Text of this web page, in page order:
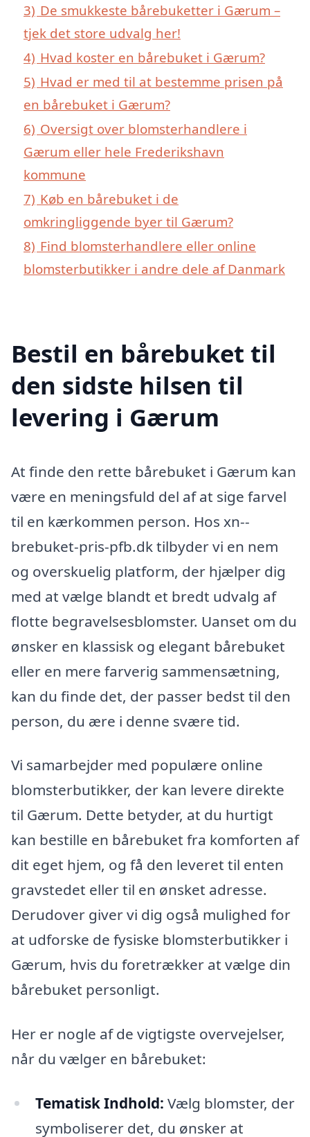
3) De smukkeste bårebuketter i Gærum –
tjek det store udvalg her!
4) Hvad koster en bårebuket i Gærum?
5) Hvad er med til at bestemme prisen på
en bårebuket i Gærum?
6) Oversigt over blomsterhandlere i
Gærum eller hele Frederikshavn
kommune
7) Køb en bårebuket i de
omkringliggende byer til Gærum?
8) Find blomsterhandlere eller online
blomsterbutikker i andre dele af Danmark
Bestil en bårebuket til
den sidste hilsen til
levering i Gærum
At finde den rette bårebuket i Gærum kan
være en meningsfuld del af at sige farvel
til en kærkommen person. Hos xn--
brebuket-pris-pfb.dk tilbyder vi en nem
og overskuelig platform, der hjælper dig
med at vælge blandt et bredt udvalg af
flotte begravelsesblomster. Uanset om du
ønsker en klassisk og elegant bårebuket
eller en mere farverig sammensætning,
kan du finde det, der passer bedst til den
person, du ære i denne svære tid.
Vi samarbejder med populære online
blomsterbutikker, der kan levere direkte
til Gærum. Dette betyder, at du hurtigt
kan bestille en bårebuket fra komforten af
dit eget hjem, og få den leveret til enten
gravstedet eller til en ønsket adresse.
Derudover giver vi dig også mulighed for
at udforske de fysiske blomsterbutikker i
Gærum, hvis du foretrækker at vælge din
bårebuket personligt.
Her er nogle af de vigtigste overvejelser,
når du vælger en bårebuket:
Tematisk Indhold: Vælg blomster, der
symboliserer det, du ønsker at